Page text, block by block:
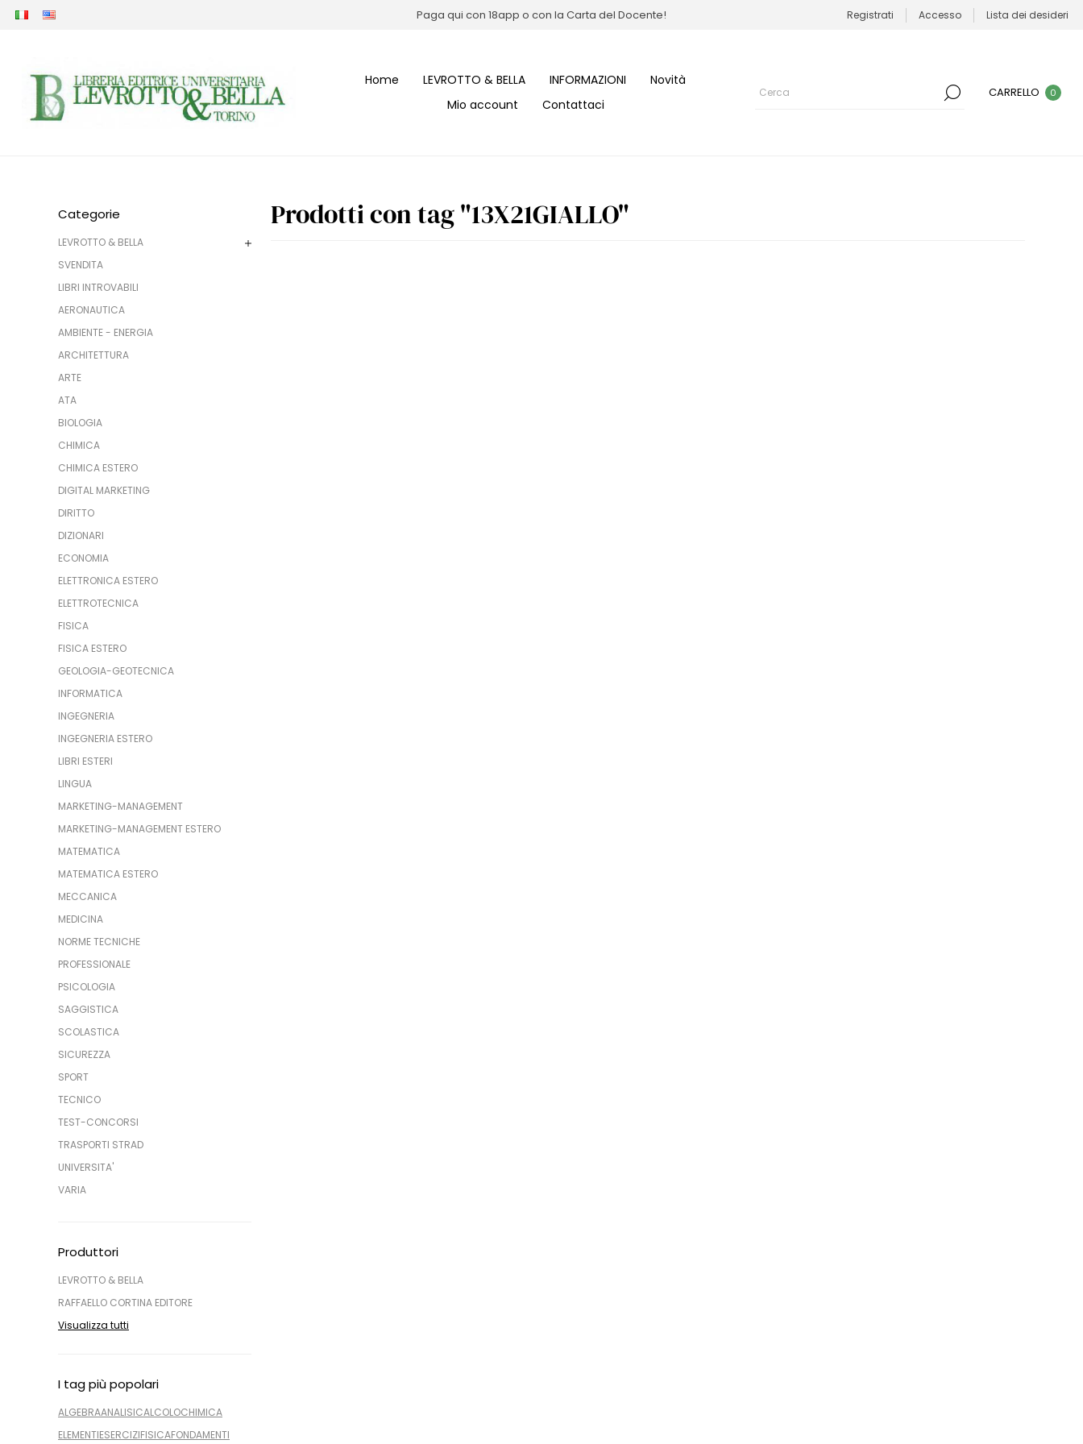
Paga qui con 18app o con la Carta del Docente! Registrati Accesso Lista dei desideri
Home LEVROTTO & BELLA INFORMAZIONI
Novità
Mio account
Contattaci
CARRELLO 0
Categorie
LEVROTTO & BELLA
SVENDITA
LIBRI INTROVABILI
AERONAUTICA
AMBIENTE - ENERGIA
ARCHITETTURA
ARTE
ATA
BIOLOGIA
CHIMICA
CHIMICA ESTERO
DIGITAL MARKETING
DIRITTO
DIZIONARI
ECONOMIA
ELETTRONICA ESTERO
ELETTROTECNICA
FISICA
FISICA ESTERO
GEOLOGIA-GEOTECNICA
INFORMATICA
INGEGNERIA
INGEGNERIA ESTERO
LIBRI ESTERI
LINGUA
MARKETING-MANAGEMENT
MARKETING-MANAGEMENT ESTERO
MATEMATICA
MATEMATICA ESTERO
MECCANICA
MEDICINA
NORME TECNICHE
PROFESSIONALE
PSICOLOGIA
SAGGISTICA
SCOLASTICA
SICUREZZA
SPORT
TECNICO
TEST-CONCORSI
TRASPORTI STRAD
UNIVERSITA'
VARIA
Produttori
LEVROTTO & BELLA
RAFFAELLO CORTINA EDITORE
Visualizza tutti
I tag più popolari
ALGEBRAANALISICALCOLOCHIMICA
ELEMENTIESERCIZIFISICAFONDAMENTI
Prodotti con tag "13X21GIALLO"